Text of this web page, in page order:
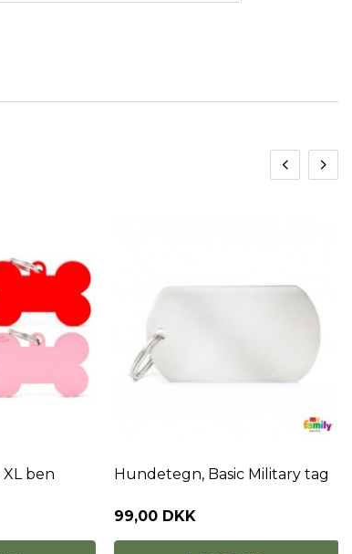
tag Hundetegn, glitter hjerte
119,00 DKK